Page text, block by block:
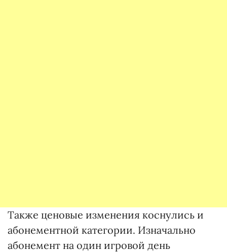
Также ценовые изменения коснулись и
абонементной категории. Изначально
абонемент на один игровой день